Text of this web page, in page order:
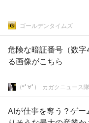
ゴールデンタイムズ
危険な暗証番号（数
る画像がこちら
(*ﾟ∀ﾟ)ゞカガクニュース隊
AIが仕事を奪う？ゲ